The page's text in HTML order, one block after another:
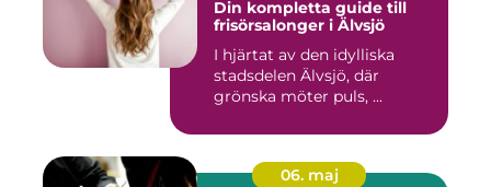
Din kompletta guide till
frisörsalonger i Älvsjö
I hjärtat av den idylliska
stadsdelen Älvsjö, där
grönska möter puls, ...
06. maj